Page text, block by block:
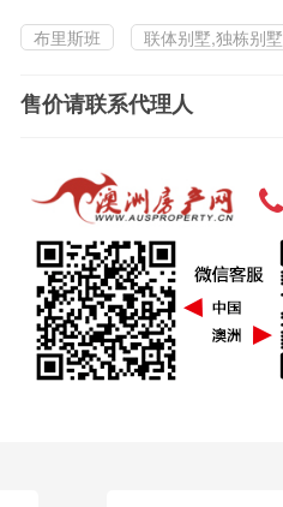
布里斯班 联体别墅,独栋别墅
售价请联系代理人